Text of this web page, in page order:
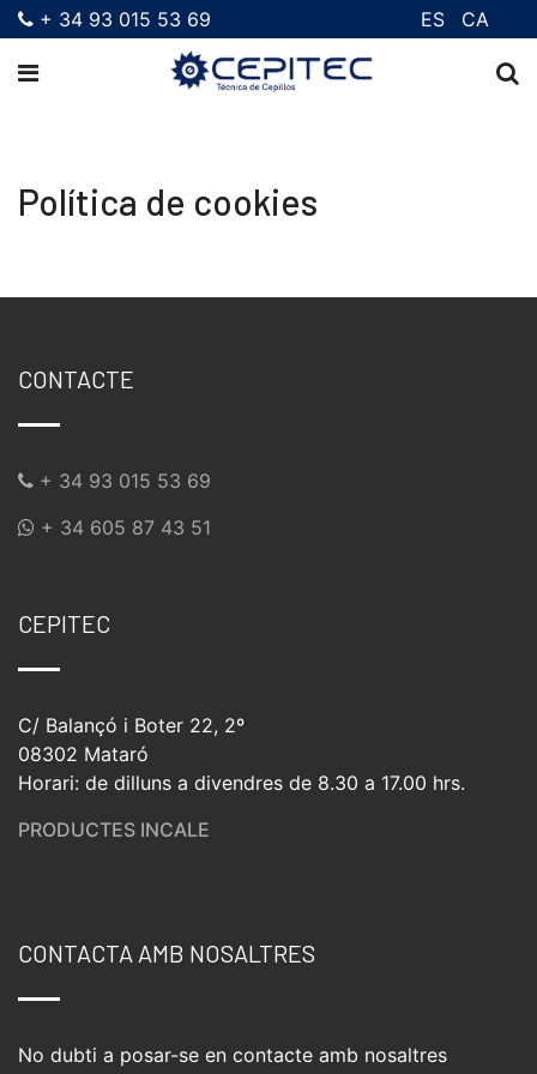
+ 34 93 015 53 69 ES CA
Política de cookies
CONTACTE
+ 34 93 015 53 69
+ 34 605 87 43 51
CEPITEC
C/ Balançó i Boter 22, 2º
08302 Mataró
Horari: de dilluns a divendres de 8.30 a 17.00 hrs.
PRODUCTES INCALE
CONTACTA AMB NOSALTRES
No dubti a posar-se en contacte amb nosaltres